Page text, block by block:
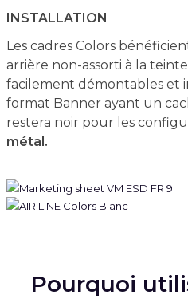
INSTALLATION
Les cadres Colors
arrière non-assorti à la
facilement démontables et
format Banner ayant un
restera noir pour les
métal.
Pourquoi